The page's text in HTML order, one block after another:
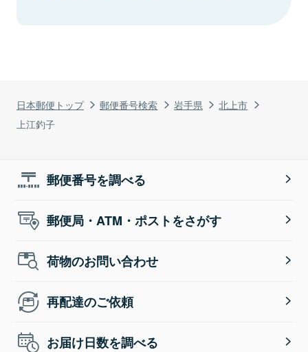
日本郵便トップ 郵便番号検索 岩手県
北上市
上江釣子
郵便番号を調べる
郵便局・ATM・ポストをさがす
荷物のお問い合わせ
再配達のご依頼
お届け日数を調べる